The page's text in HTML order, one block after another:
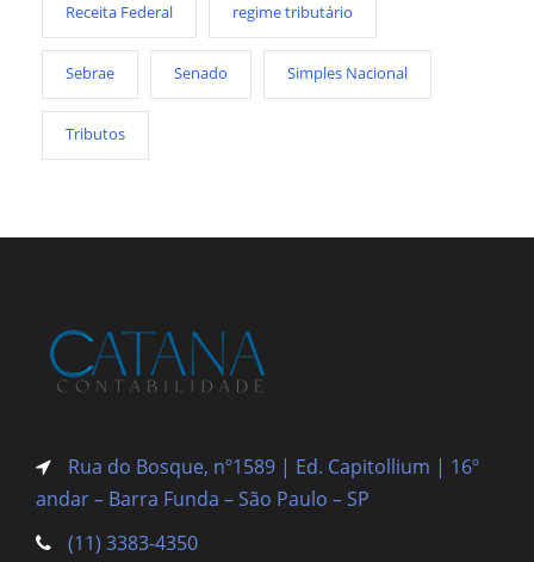
Receita Federal regime tributário
Sebrae Senado Simples Nacional
Tributos
Rua do Bosque, nº1589 | Ed. Capitollium | 16º
andar – Barra Funda – São Paulo – SP
(11) 3383-4350